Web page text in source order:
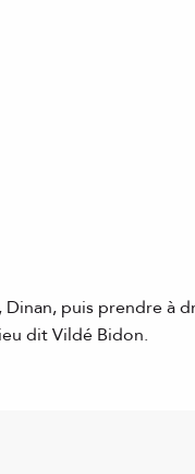
puis prendre à
dit Vildé Bidon.